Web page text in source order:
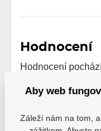
Hodnocení
Hodnocení
produkt reálně
0 hodnocení 0
Aby web
Záleží nám na tom,